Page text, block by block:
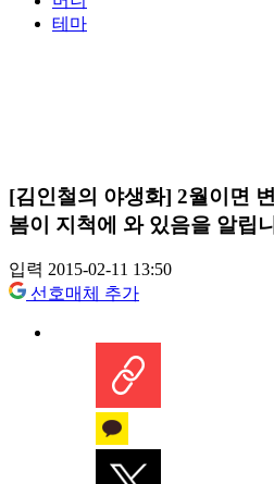
테마
[김인철의 야생화] 2월이면
봄이 지척에 와 있음을 알립
입력 2015-02-11 13:50
선호매체 추가